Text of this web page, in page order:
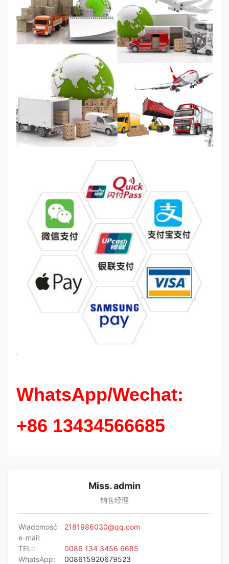
`
WhatsApp/Wechat:
+86 13434566685
Miss. admin
销售经理
Wiadomość
e-mail:
2181986030@qq.com
TEL::
0086 134 3456 6685
WhatsApp:
008615920679523